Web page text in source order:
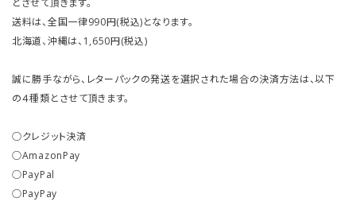
送料は、全国一律990円(税込)となります。
北海道、沖縄は、1,650円(税込)
誠に勝手ながら、レターパックの発送を選択された場合の決済方法は、以下
の４種類とさせて頂きます。
○クレジット決済
○AmazonPay
○PayPal
○PayPay